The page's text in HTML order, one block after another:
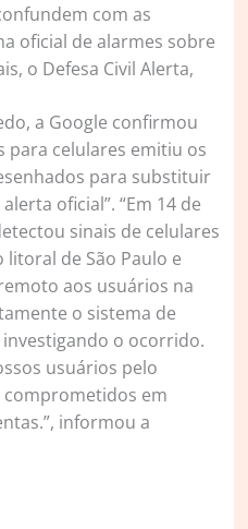
com as
oficial de alarmes sobre
o Defesa Civil Alerta,
a Google confirmou
para celulares emitiu os
para substituir
oficial”. “Em 14 de
sinais de celulares
de São Paulo e
aos usuários na
o sistema de
o ocorrido.
usuários pelo
comprometidos em
informou a